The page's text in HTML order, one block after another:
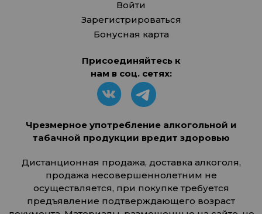
Войти
Зарегистрироваться
Бонусная карта
Присоединяйтесь к
нам в соц. сетях:
Чрезмерное употребление алкогольной и
табачной продукции вредит здоровью
Дистанционная продажа, доставка алкоголя,
продажа несовершеннолетним не
осуществляется, при покупке требуется
предъявление подтверждающего возраст